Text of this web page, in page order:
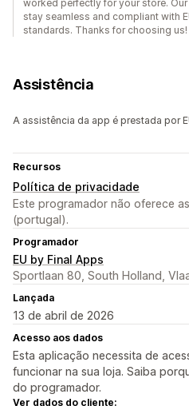
worked perfectly for your store.
stay seamless and compliant with
standards. Thanks for choosing us!
Assistência
A assistência da app é prestada por
Recursos
Política de privacidade
Este programador não oferece
(portugal).
Programador
EU by Final Apps
Sportlaan 80, South Holland,
Lançada
13 de abril de 2026
Acesso aos dados
Esta aplicação necessita de
funcionar na sua loja. Saiba
do programador.
Ver dados do cliente: